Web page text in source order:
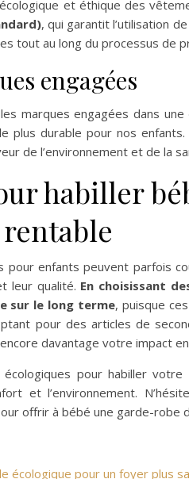
et éthique des
, qui garantit l’utilisation
tout au long du processus de
engagées
marques engagées dans
plus durable pour nos
de l’environnement et de la
habiller
enfants peuvent parfois
leur qualité. En choisissant
sur le long terme, puisque
pour des articles de
davantage votre impact
pour habiller
et l’environnement.
offrir à bébé une garde-robe
écologique pour un foyer plus